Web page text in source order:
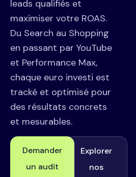
leads qualifiés et
maximiser votre ROAS.
Du Search au Shopping
en passant par YouTube
et Performance Max,
chaque euro investi est
tracké et optimisé pour
des résultats concrets
et mesurables.
Demander
un audit
Explorer
nos